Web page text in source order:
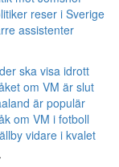
reser i Sverige
assistenter
ska visa idrott
om VM är slut
är populär
om VM i fotboll
vidare i kvalet